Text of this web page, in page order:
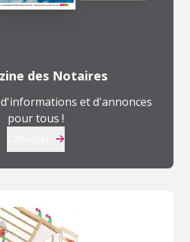
des Notaires
et d'annonces
pour tous !